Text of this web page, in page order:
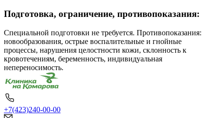
Подготовка, ограничение, противопоказания:
Специальной подготовки не требуется. Противопоказания:
новообразования, острые воспалительные и гнойные
процессы, нарушения целостности кожи, склонность к
кровотечениям, беременность, индивидуальная
непереносимость.
+7(423)240-00-00